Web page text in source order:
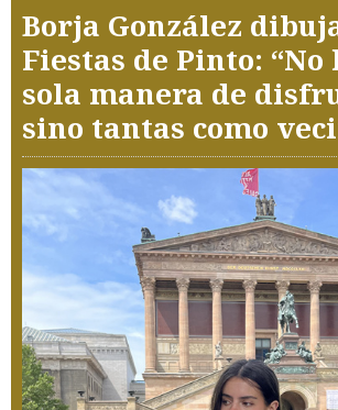
Borja González
Fiestas de Pinto: “No
sola manera de
sino tantas como